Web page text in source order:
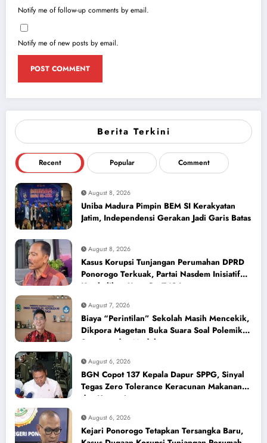
Berita Terkini
Recent Popular Comment
August 8, 2026
Uniba Madura Pimpin BEM SI Kerakyatan
Jatim, Independensi Gerakan Jadi Garis Batas
August 8, 2026
Kasus Korupsi Tunjangan Perumahan DPRD
Ponorogo Terkuak, Partai Nasdem Inisiatif
Kembalikan Uang Rp 748 Juta
August 7, 2026
Biaya “Perintilan” Sekolah Masih Mencekik,
Dikpora Magetan Buka Suara Soal Polemik
Seragam dan Modul
August 6, 2026
BGN Copot 137 Kepala Dapur SPPG, Sinyal
Tegas Zero Tolerance Keracunan Makanan
dan Korupsi
August 6, 2026
Kejari Ponorogo Tetapkan Tersangka Baru,
Notify me of follow-up comments by email.
Notify me of new posts by email.